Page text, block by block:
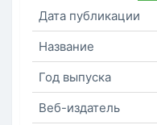
Дата публикации
Название
Год выпуска
Веб-издатель